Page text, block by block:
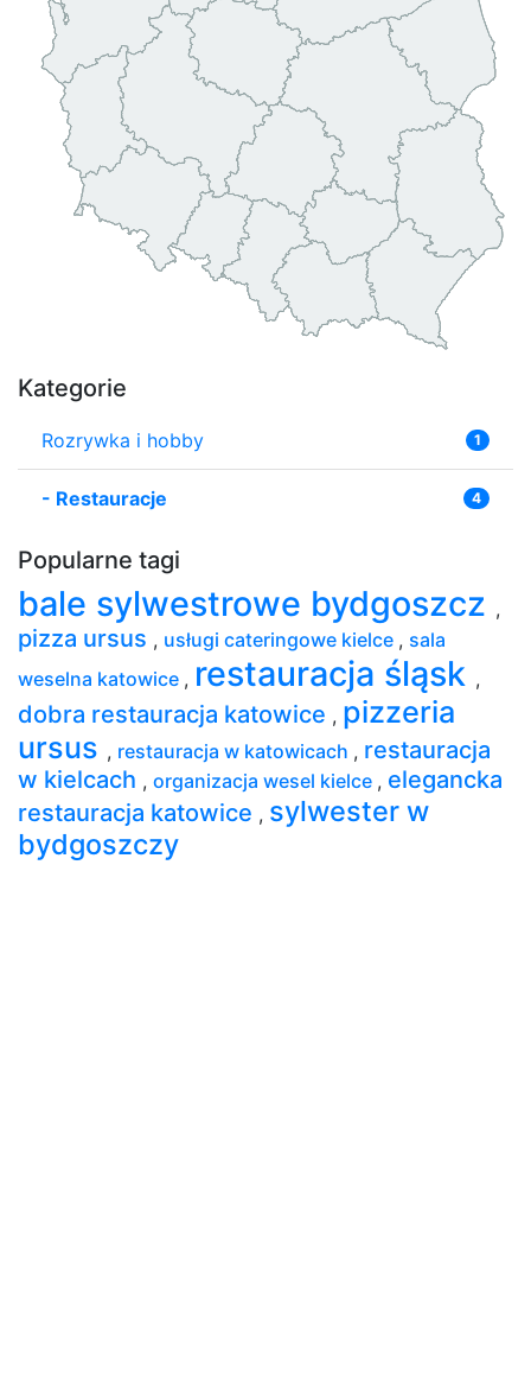
Kategorie
Rozrywka i hobby 1
- Restauracje 4
Popularne tagi
bale sylwestrowe bydgoszcz ,
pizza ursus , usługi cateringowe kielce , sala
weselna katowice , restauracja śląsk ,
dobra restauracja katowice , pizzeria
ursus , restauracja w katowicach , restauracja
w kielcach , organizacja wesel kielce , elegancka
restauracja katowice , sylwester w
bydgoszczy